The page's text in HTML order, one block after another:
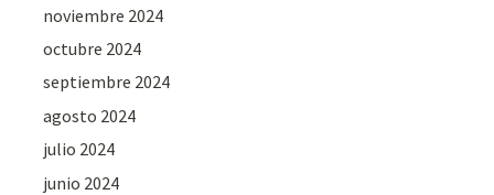
noviembre 2024
octubre 2024
septiembre 2024
agosto 2024
julio 2024
junio 2024